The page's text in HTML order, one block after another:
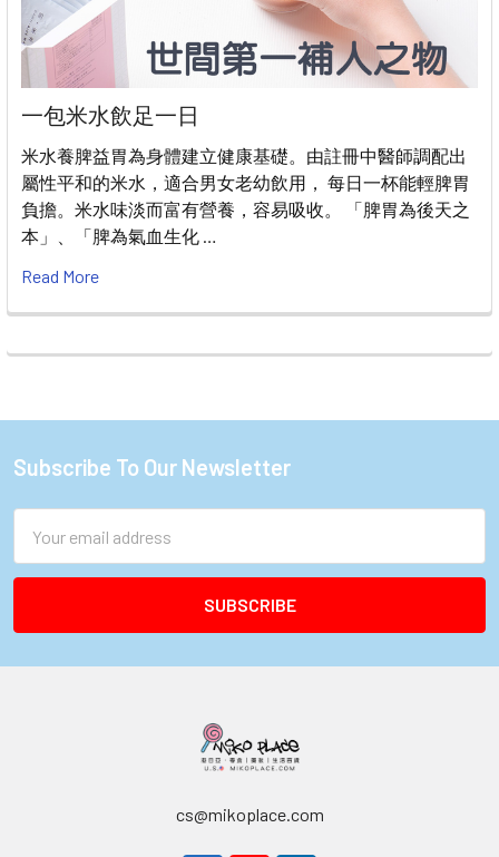
一包米水飲足一日
米水養脾益胃為身體建立健康基礎。由註冊中醫師調配出
屬性平和的米水，適合男女老幼飲用， 每日一杯能輕脾胃
負擔。米水味淡而富有營養，容易吸收。 「脾胃為後天之
本」、「脾為氣血生化 …
Read More
Footer
Subscribe To Our Newsletter
Address
cs@mikoplace.com